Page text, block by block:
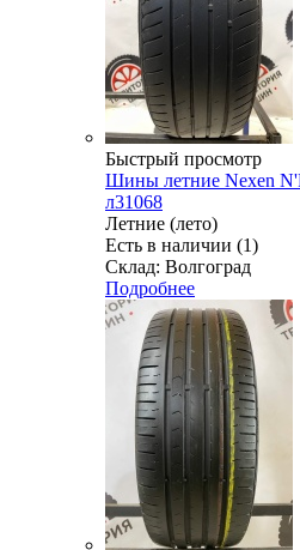
Быстрый просмотр
Шины летние Nexen
л31068
Летние (лето)
Есть в наличии (1)
Склад: Волгоград
Подробнее